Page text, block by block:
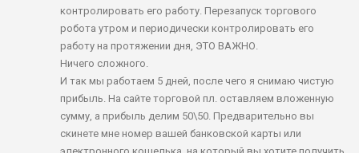
контролировать его работу. Перезапуск торгового
робота утром и периодически контролировать его
работу на протяжении дня, ЭТО ВАЖНО.
Ничего сложного.
И так мы работаем 5 дней, после чего я снимаю чистую
прибыль. На сайте торговой пл. оставляем вложенную
сумму, а прибыль делим 50\50. Предварительно вы
скинете мне номер вашей банковской карты или